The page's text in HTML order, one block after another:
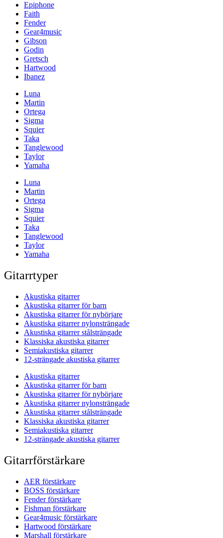
Epiphone
Faith
Fender
Gear4music
Gibson
Godin
Gretsch
Hartwood
Ibanez
Luna
Martin
Ortega
Sigma
Squier
Taka
Tanglewood
Taylor
Yamaha
Luna
Martin
Ortega
Sigma
Squier
Taka
Tanglewood
Taylor
Yamaha
Gitarrtyper
Akustiska gitarrer
Akustiska gitarrer för barn
Akustiska gitarrer för nybörjare
Akustiska gitarrer nylonsträngade
Akustiska gitarrer stålsträngade
Klassiska akustiska gitarrer
Semiakustiska gitarrer
12-strängade akustiska gitarrer
Akustiska gitarrer
Akustiska gitarrer för barn
Akustiska gitarrer för nybörjare
Akustiska gitarrer nylonsträngade
Akustiska gitarrer stålsträngade
Klassiska akustiska gitarrer
Semiakustiska gitarrer
12-strängade akustiska gitarrer
Gitarrförstärkare
AER förstärkare
BOSS förstärkare
Fender förstärkare
Fishman förstärkare
Gear4music förstärkare
Hartwood förstärkare
Marshall förstärkare